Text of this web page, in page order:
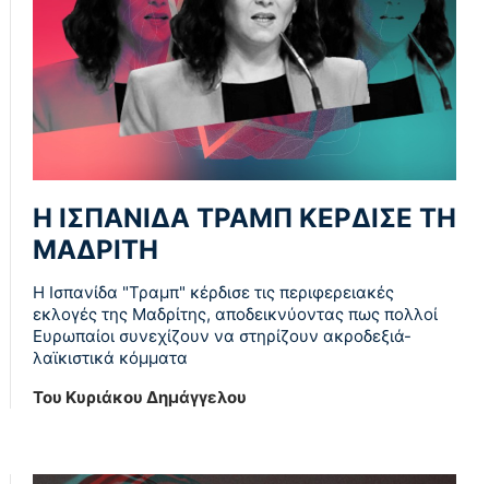
Η ΙΣΠΑΝΙΔΑ ΤΡΑΜΠ ΚΕΡΔΙΣΕ ΤΗ
ΜΑΔΡΙΤΗ
Η Ισπανίδα "Τραμπ" κέρδισε τις περιφερειακές
εκλογές της Μαδρίτης, αποδεικνύοντας πως πολλοί
Ευρωπαίοι συνεχίζουν να στηρίζουν ακροδεξιά-
λαϊκιστικά κόμματα
Του Κυριάκου Δημάγγελου